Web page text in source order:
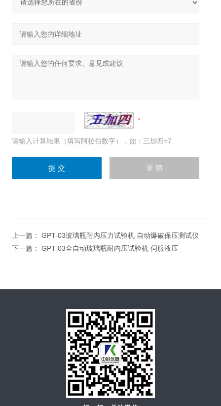
请输入计算结果（填写阿拉伯数字），如：三加四=7
上一篇： GPT-03玻璃瓶耐内压力试验机 自动爆破保压测试仪
下一篇： GPT-03全自动玻璃瓶耐内压试验机 伺服液压